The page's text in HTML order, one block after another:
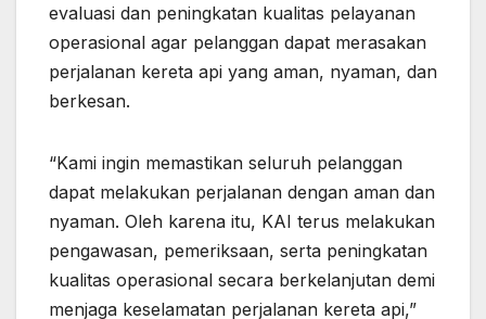
evaluasi dan peningkatan kualitas pelayanan
operasional agar pelanggan dapat merasakan
perjalanan kereta api yang aman, nyaman, dan
berkesan.
“Kami ingin memastikan seluruh pelanggan
dapat melakukan perjalanan dengan aman dan
nyaman. Oleh karena itu, KAI terus melakukan
pengawasan, pemeriksaan, serta peningkatan
kualitas operasional secara berkelanjutan demi
menjaga keselamatan perjalanan kereta api,”